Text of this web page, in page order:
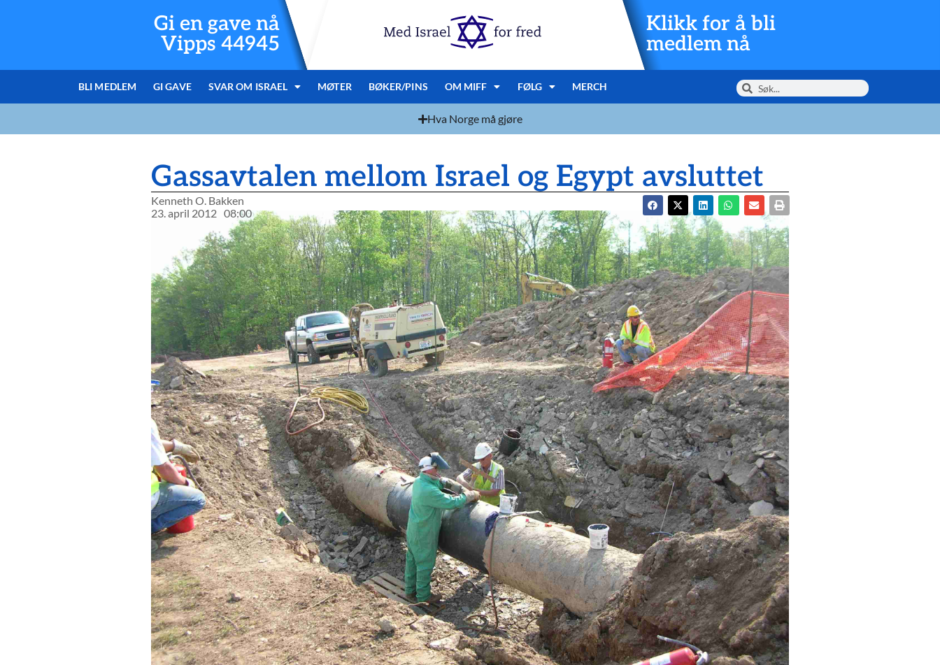
Gi en gave nå
Vipps 44945
Klikk for å bli
medlem nå
BLI MEDLEM GI GAVE SVAR OM ISRAEL MØTER BØKER/PINS OM MIFF FØLG MERCH
Hva Norge må gjøre
Gassavtalen mellom Israel og Egypt avsluttet
Kenneth O. Bakken
23. april 2012 08:00